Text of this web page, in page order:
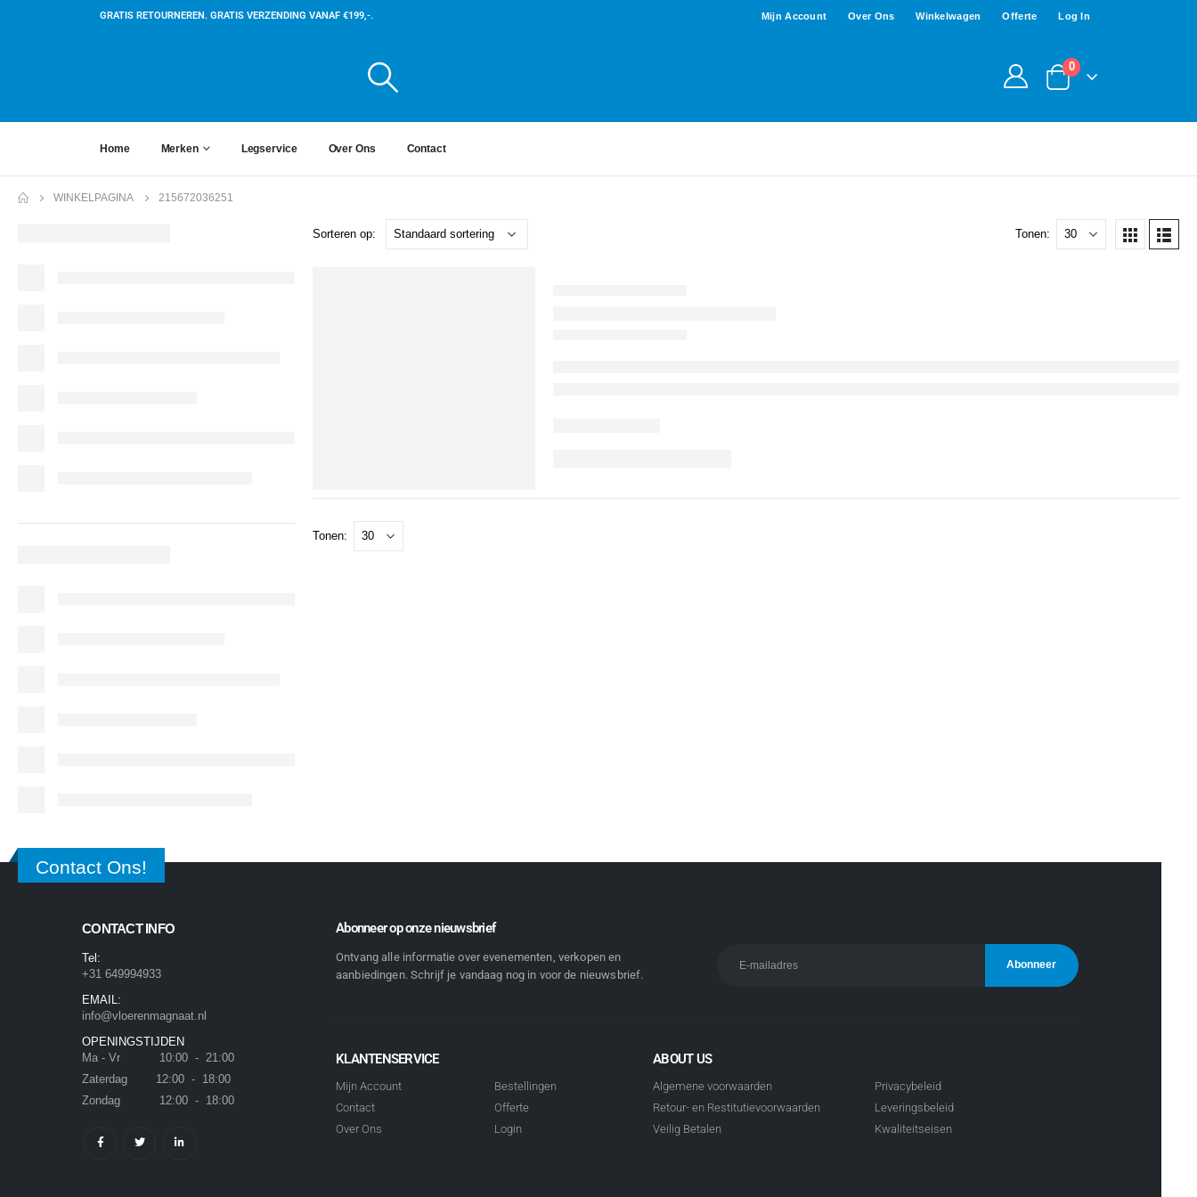
GRATIS RETOURNEREN. GRATIS VERZENDING VANAF €199,-. Mijn Account Over Ons Winkelwagen Offerte Log In
0
Home Merken Legservice Over Ons Contact
WINKELPAGINA 215672036251
Sorteren op: Tonen:
Tonen:
Contact Ons!
CONTACT INFO
Tel:
+31 649994933
EMAIL:
info@vloerenmagnaat.nl
OPENINGSTIJDEN
Ma - Vr 10:00 - 21:00
Zaterdag 12:00 - 18:00
Zondag 12:00 - 18:00
Abonneer op onze nieuwsbrief
Ontvang alle informatie over evenementen, verkopen en
aanbiedingen. Schrijf je vandaag nog in voor de nieuwsbrief.
KLANTENSERVICE
Mijn Account
Contact
Over Ons
Bestellingen
Offerte
Login
ABOUT US
Algemene voorwaarden
Retour- en Restitutievoorwaarden
Veilig Betalen
Privacybeleid
Leveringsbeleid
Kwaliteitseisen